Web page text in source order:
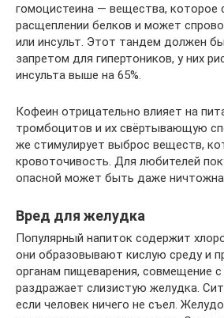
гомоцистеина — вещества, которое
расщеплении белков и может
или инсульт. Этот тандем должен
запретом для гипертоников, у них
инсульта выше на 65%.
Кофеин отрицательно влияет на
тромбоцитов и их свёртывающую
же стимулирует выброс веществ,
кровоточивость. Для любителей
опасной может быть даже
Вред для желудка
Популярный напиток содержит
они образовывают кислую среду и
органам пищеварения, совмещение с
раздражает слизистую желудка.
если человек ничего не съел.